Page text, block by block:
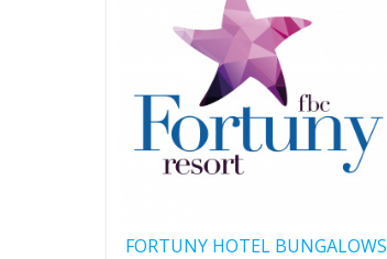
FORTUNY HOTEL BUNGALOWS